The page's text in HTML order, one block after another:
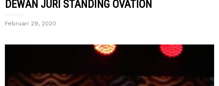
DEWAN JURI STANDING OVATION
Februari 29, 2020